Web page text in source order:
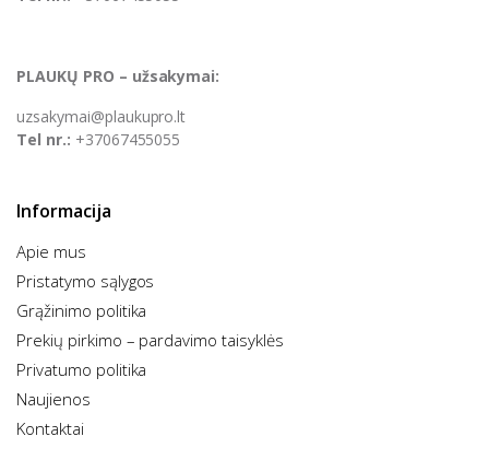
PLAUKŲ PRO – užsakymai:
uzsakymai@plaukupro.lt
Tel nr.: +37067455055
Informacija
Apie mus
Pristatymo sąlygos
Grąžinimo politika
Prekių pirkimo – pardavimo taisyklės​
Privatumo politika
Naujienos
Kontaktai